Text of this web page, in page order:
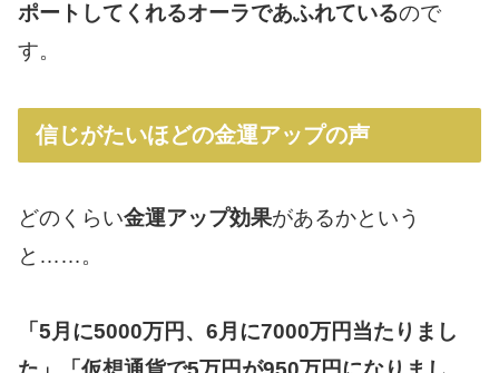
ポートしてくれるオーラであふれているので
す。
信じがたいほどの金運アップの声
どのくらい金運アップ効果があるかという
と……。
「5月に5000万円、6月に7000万円当たりまし